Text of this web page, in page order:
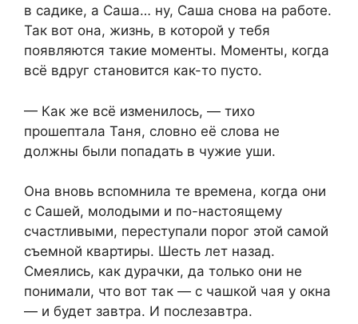
в садике, а Саша… ну, Саша снова на работе.
Так вот она, жизнь, в которой у тебя
появляются такие моменты. Моменты, когда
всё вдруг становится как-то пусто.
— Как же всё изменилось, — тихо
прошептала Таня, словно её слова не
должны были попадать в чужие уши.
Она вновь вспомнила те времена, когда они
с Сашей, молодыми и по-настоящему
счастливыми, переступали порог этой самой
съемной квартиры. Шесть лет назад.
Смеялись, как дурачки, да только они не
понимали, что вот так — с чашкой чая у окна
— и будет завтра. И послезавтра.